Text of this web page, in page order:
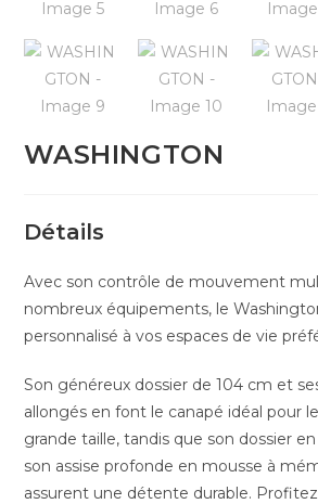
WASHINGTON
Détails
Avec son contrôle de mouvement
nombreux équipements, le
personnalisé à vos espaces de vie
Son généreux dossier de 104 cm et
allongés en font le canapé idéal pour
grande taille, tandis que son dossier
son assise profonde en mousse à
assurent une détente durable. Profitez